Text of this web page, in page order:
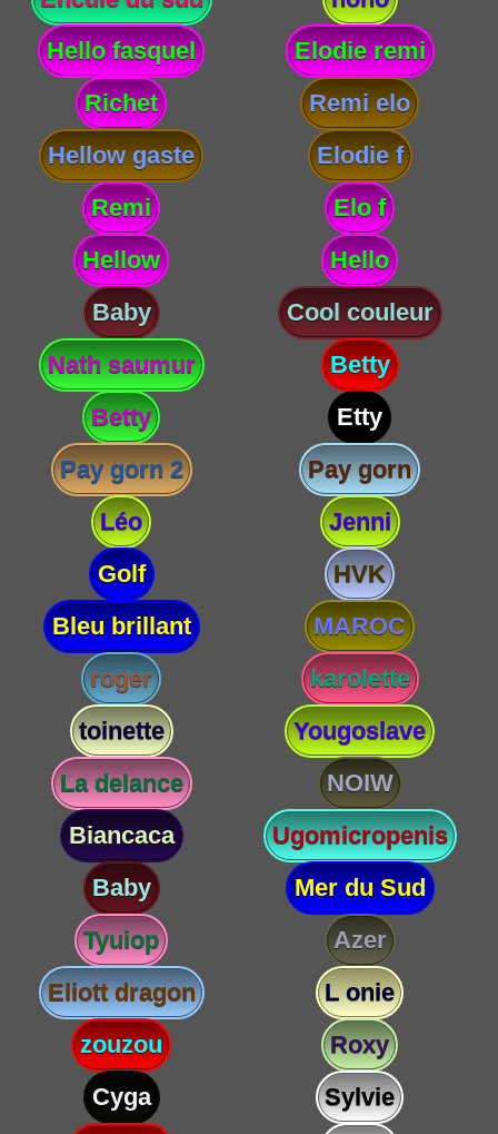
Hello fasquel
Elodie remi
Richet
Remi elo
Hellow gaste
Elodie f
Remi
Elo f
Hellow
Hello
Baby
Cool couleur
Nath saumur
Betty
Betty
Etty
Pay gorn 2
Pay gorn
Léo
Jenni
Golf
HVK
Bleu brillant
MAROC
roger
karolette
toinette
Yougoslave
La delance
NOIW
Biancaca
Ugomicropenis
Baby
Mer du Sud
Tyuiop
Azer
Eliott dragon
L onie
zouzou
Roxy
Cyga
Sylvie